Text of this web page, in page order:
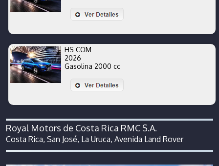
HS COM
2026
Gasolina 2000 cc
Royal Motors de Costa Rica RMC S.A.
Costa Rica, San José, La Uruca, Avenida Land Rover